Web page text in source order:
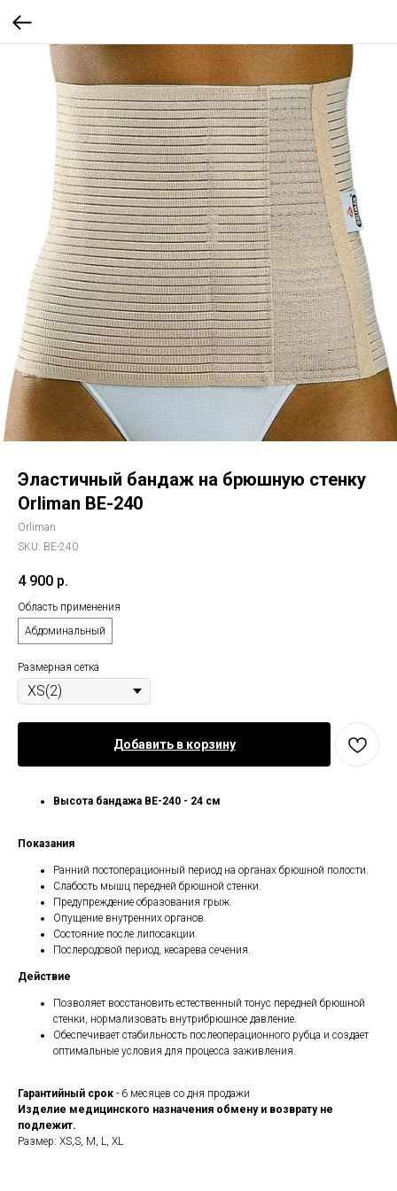
Эластичный бандаж на брюшную стенку
Orliman BE-240
Orliman
SKU: BE-240
4 900 р.
Область применения
Абдоминальный
Размерная сетка
Добавить в корзину
Высота бандажа BE-240 - 24 см
Показания
Ранний постоперационный период на органах брюшной полости.
Слабость мышц передней брюшной стенки.
Предупреждение образования грыж.
Опущение внутренних органов.
Состояние после липосакции.
Послеродовой период, кесарева сечения.
Действие
Позволяет восстановить естественный тонус передней брюшной
стенки, нормализовать внутрибрюшное давление.
Обеспечивает стабильность послеоперационного рубца и создает
оптимальные условия для процесса заживления.
Гарантийный срок - 6 месяцев со дня продажи
Изделие медицинского назначения обмену и возврату не
подлежит.
Размер: XS,S, M, L, XL